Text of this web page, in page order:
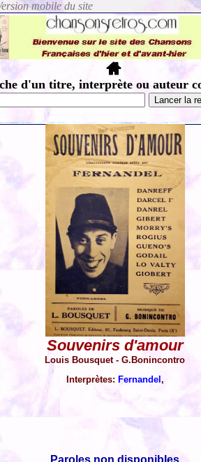
d'un titre, interprète ou auteur
Souvenirs d'amour
Louis Bousquet - G.Bonincontro
Interprètes: Fernandel ,